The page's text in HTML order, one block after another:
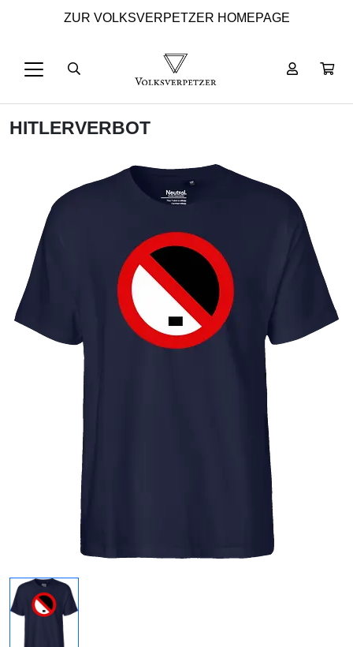
ZUR VOLKSVERPETZER HOMEPAGE
HITLERVERBOT